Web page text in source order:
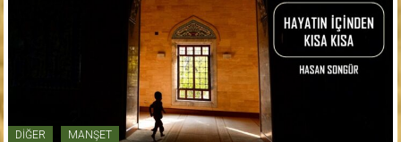
DİĞER MANŞET